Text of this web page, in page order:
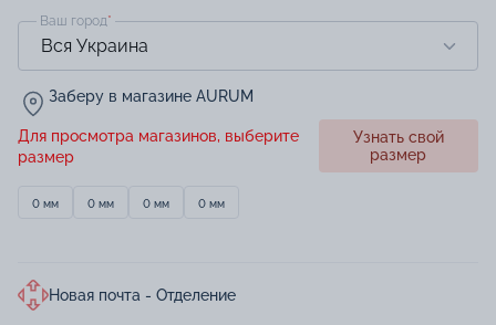
Ваш город*
Заберу в магазине AURUM
Для просмотра магазинов, выберите
размер
Узнать свой
размер
0 мм 0 мм 0 мм 0 мм
Новая почта - Отделение